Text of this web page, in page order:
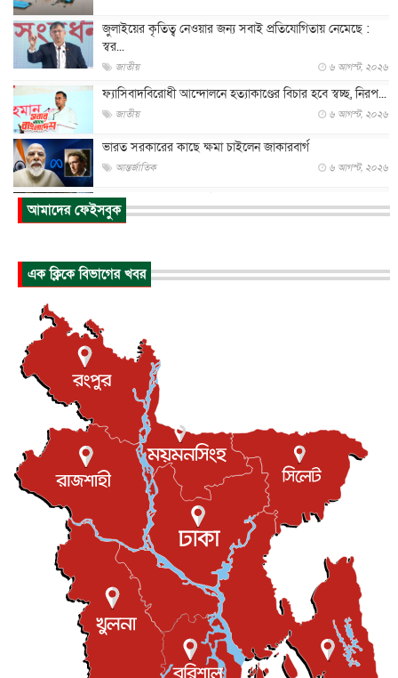
জুলাইয়ের কৃতিত্ব নেওয়ার জন্য সবাই প্রতিযোগিতায় নেমেছে :
স্বর...
জাতীয় ৬ আগস্ট, ২০২৬
ফ্যাসিবাদবিরোধী আন্দোলনে হত্যাকাণ্ডের বিচার হবে স্বচ্ছ, নিরপ...
জাতীয় ৬ আগস্ট, ২০২৬
ভারত সরকারের কাছে ক্ষমা চাইলেন জাকারবার্গ
আন্তর্জাতিক ৬ আগস্ট, ২০২৬
আকাশে ট্রাম্পের হেলিকপ্টার ও যাত্রীবাহী বিমান মুখোমুখি, তদন্...
আন্তর্জাতিক
আন্তর্জাতিক ৬ আগস্ট, ২০২৬
টি-টোয়েন্টি ইতিহাসের সর্বোচ্চ রানের মালিক এখন জস বাটলার
বস্তিতে কেটেছে শৈশব, আজ মুম্বাইয়ে দুই বাড়ির মালিক
বিনোদন ৬ আগস্ট, ২০২৬
যুক্তরাজ্যে বসবাসরত জাতীয়তাবাদী কুলাউড়াবাসীর মত বিনিময়
সভা...
ইউকে কমিউনিটি ৫ আগস্ট, ২০২৬
প্রধানমন্ত্রীকে সৌদি আরব সফরের আমন্ত্রণ
জাতীয় ৫ আগস্ট, ২০২৬
জুলাই গণ-অভ্যুত্থান দিবস আজ, স্মরণে দেশজুড়ে কর্মসূচি
জাতীয় ৫ আগস্ট, ২০২৬
জনগণ পরিবর্তন চেয়েছে বলেই জুলাই আন্দোলন সফল :
৫ আগস্ট, ২০২৬
আমাদের ফেইসবুক
এক ক্লিকে বিভাগের খবর